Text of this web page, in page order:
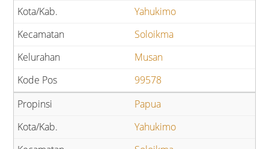
Yahukimo
Soloikma
Musan
99578
Papua
Yahukimo